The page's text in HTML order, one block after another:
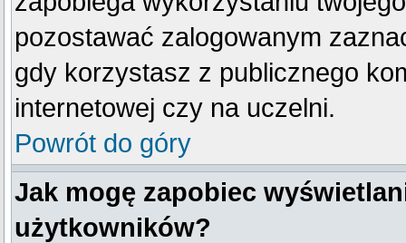
pozostawać zalogowanym
gdy korzystasz z publicznego
internetowej czy na uczelni.
Powrót do góry
Jak mogę zapobiec
użytkowników?